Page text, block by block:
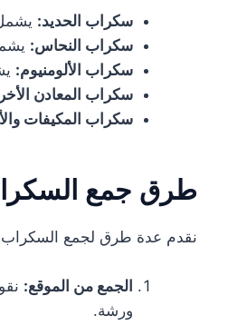
سكراب الحديد:
سكراب النحاس:
سكراب الألومنيوم:
سكراب المعادن
سكراب المكيفات
طرق جمع
نقدم عدة طرق لجمع السكراب
الجمع من الموقع:
ورشة.